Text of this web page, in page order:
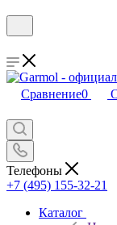
Сравнение0
Телефоны
+7 (495) 155-32-21
Каталог